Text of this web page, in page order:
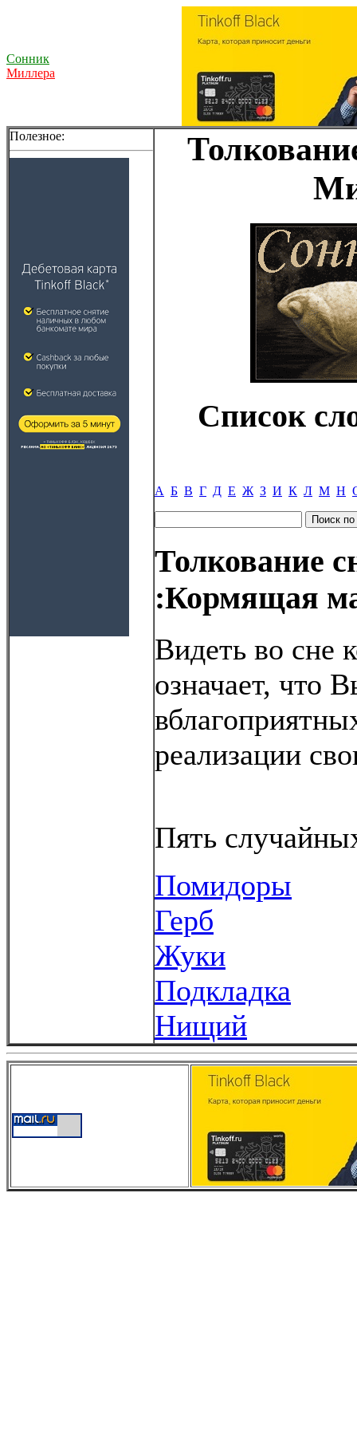
Сонник
Миллера
Полезное:
Список
А Б В Г Д Е Ж З И К Л М Н
Толкование
:Кормящая
Видеть во сне
означает, что
реализации
Пять
Помидоры
Герб
Жуки
Подкладка
Нищий